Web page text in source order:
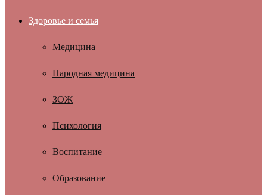
Здоровье и семья
Медицина
Народная медицина
ЗОЖ
Психология
Воспитание
Образование